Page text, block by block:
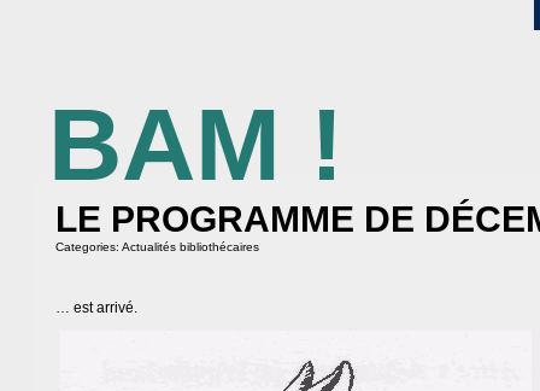
BAM !
LE PROGRAMME DE
Categories: Actualités bibliothécaires
… est arrivé.